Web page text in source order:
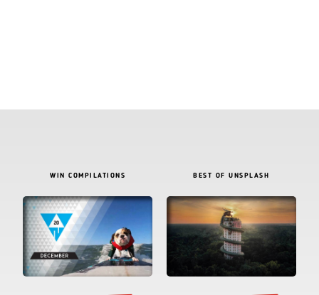
WIN COMPILATIONS BEST OF UNSPLASH